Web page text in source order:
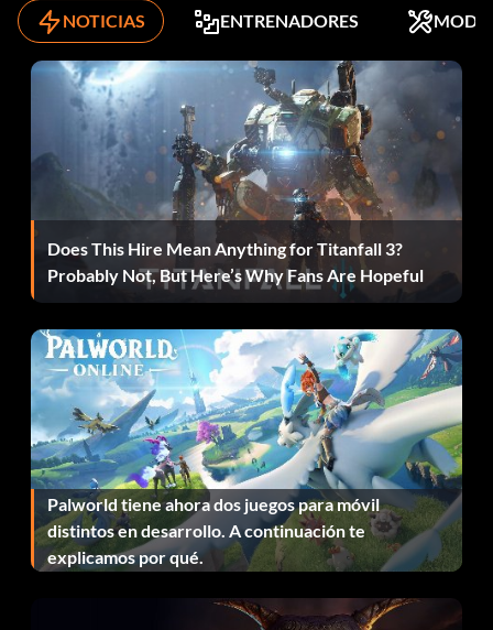
Biografías de los 4 enemigos fantásticos originales 2
Compra por 2000 puntos.
Biografías de los villanos clásicos de Los 4 Fantásticos 1
Compra por 2000 puntos.
Biografías de los villanos clásicos de Los 4 Fantásticos 2
Compra por 2000 puntos.
Biografías de los Fantásticos 4 Compra por 2000 puntos.
Concepto de dibujos de monstruos jefes Compra por 1000
puntos.
Bocetos a lápiz de personajes Concepto Marvel Compra
por 1000 puntos.
Entrevista a Chris Evans Compra por 5000 puntos.
Los 4 Fantásticos Clásicos cubren 1 Compra por 2500
puntos.
Los 4 Fantásticos clásicos cubren 2 Compras por 2500
NOTICIAS ENTRENADORES MODS
Does This Hire Mean Anything for Titanfall 3?
Probably Not, But Here’s Why Fans Are Hopeful
Palworld tiene ahora dos juegos para móvil
distintos en desarrollo. A continuación te
explicamos por qué.